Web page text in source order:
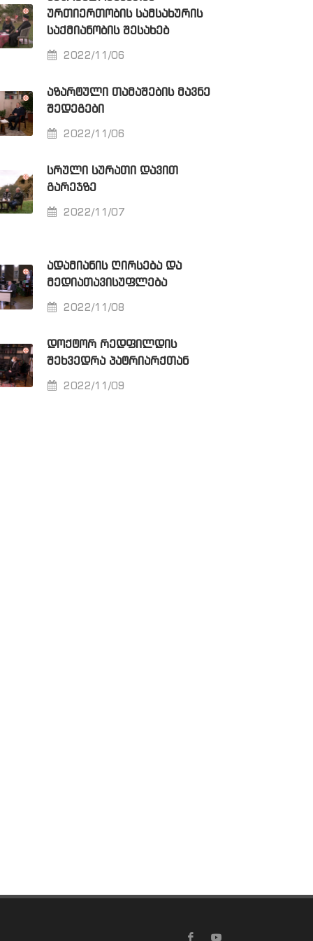
ᲣᲠᲗᲘᲔᲠᲗᲝᲑᲘᲡ ᲡᲐᲛᲡᲐᲮᲣᲠᲘᲡ
ᲡᲐᲥᲛᲘᲐᲜᲝᲑᲘᲡ ᲨᲔᲡᲐᲮᲔᲑ
2022/11/06
ᲐᲖᲐᲠᲢᲣᲚᲘ ᲗᲐᲛᲐᲨᲔᲑᲘᲡ ᲛᲐᲕᲜᲔ
ᲨᲔᲓᲔᲒᲔᲑᲘ
2022/11/06
ᲡᲠᲣᲚᲘ ᲡᲣᲠᲐᲗᲘ ᲓᲐᲕᲘᲗ
ᲒᲐᲠᲔᲯᲖᲔ
2022/11/07
ᲐᲓᲐᲛᲘᲐᲜᲘᲡ ᲦᲘᲠᲡᲔᲑᲐ ᲓᲐ
ᲛᲔᲓᲘᲐᲗᲐᲕᲘᲡᲣᲤᲚᲔᲑᲐ
2022/11/08
ᲓᲝᲥᲢᲝᲠ ᲠᲔᲓᲤᲘᲚᲓᲘᲡ
ᲨᲔᲮᲕᲔᲓᲠᲐ ᲞᲐᲢᲠᲘᲐᲠᲥᲗᲐᲜ
2022/11/09